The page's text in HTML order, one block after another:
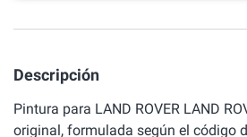
Descripción
Pintura para LAND ROVER LAND
original, formulada según el código